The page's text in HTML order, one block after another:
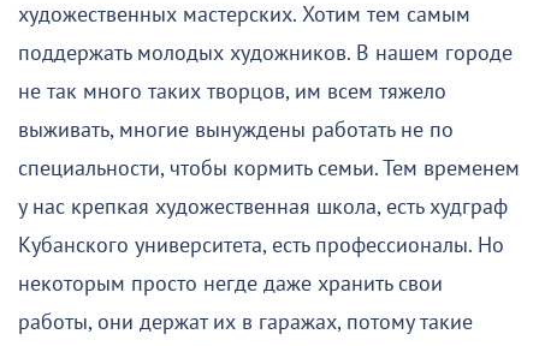
художественных мастерских. Хотим тем самым
поддержать молодых художников. В нашем городе
не так много таких творцов, им всем тяжело
выживать, многие вынуждены работать не по
специальности, чтобы кормить семьи. Тем временем
у нас крепкая художественная школа, есть худграф
Кубанского университета, есть профессионалы. Но
некоторым просто негде даже хранить свои
работы, они держат их в гаражах, потому такие